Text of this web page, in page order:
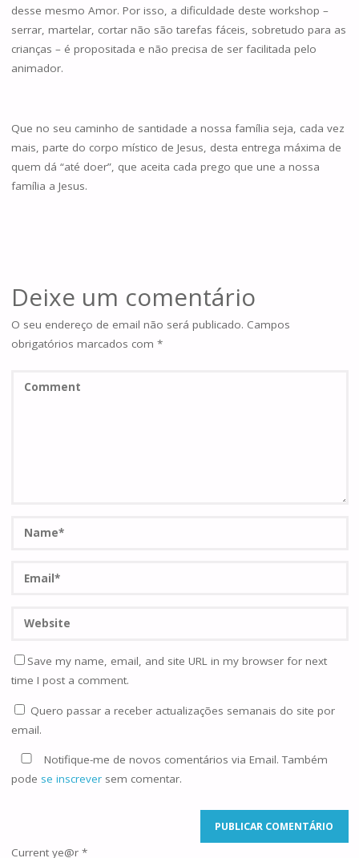
desse mesmo Amor. Por isso, a dificuldade deste workshop –
serrar, martelar, cortar não são tarefas fáceis, sobretudo para as
crianças – é propositada e não precisa de ser facilitada pelo
animador.
Que no seu caminho de santidade a nossa família seja, cada vez
mais, parte do corpo místico de Jesus, desta entrega máxima de
quem dá “até doer”, que aceita cada prego que une a nossa
família a Jesus.
Deixe um comentário
O seu endereço de email não será publicado. Campos
obrigatórios marcados com *
Save my name, email, and site URL in my browser for next
time I post a comment.
Quero passar a receber actualizações semanais do site por
email.
Notifique-me de novos comentários via Email. Também
pode se inscreversem comentar.
Current ye@r *